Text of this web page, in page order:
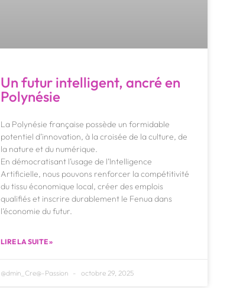
Un futur intelligent, ancré en
Polynésie
La Polynésie française possède un formidable
potentiel d’innovation, à la croisée de la culture, de
la nature et du numérique.
En démocratisant l’usage de l’Intelligence
Artificielle, nous pouvons renforcer la compétitivité
du tissu économique local, créer des emplois
qualifiés et inscrire durablement le Fenua dans
l’économie du futur.
LIRE LA SUITE »
@dmin_Cre@-Passion octobre 29, 2025